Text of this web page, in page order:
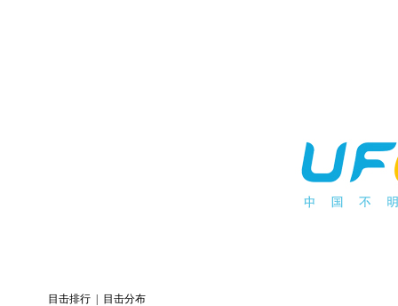
目击排行| 目击分布